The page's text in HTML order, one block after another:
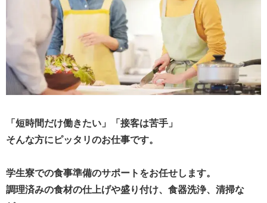
「短時間だけ働きたい」「接客は苦手」
そんな方にピッタリのお仕事です。
学生寮での食事準備のサポートをお任せします。
調理済みの食材の仕上げや盛り付け、食器洗浄、清掃な